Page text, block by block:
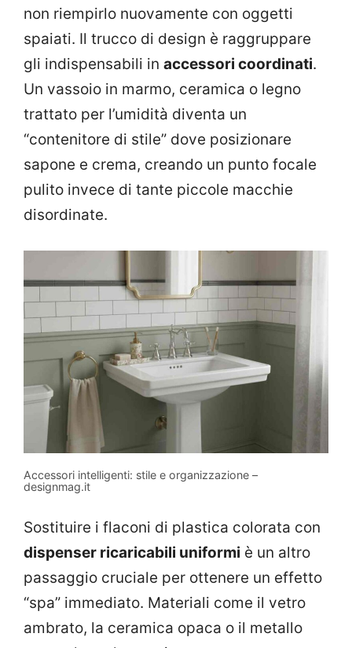
non riempirlo nuovamente con oggetti
spaiati. Il trucco di design è raggruppare
gli indispensabili in accessori coordinati.
Un vassoio in marmo, ceramica o legno
trattato per l’umidità diventa un
“contenitore di stile” dove posizionare
sapone e crema, creando un punto focale
pulito invece di tante piccole macchie
disordinate.
Accessori intelligenti: stile e organizzazione –
designmag.it
Sostituire i flaconi di plastica colorata con
dispenser ricaricabili uniformi è un altro
passaggio cruciale per ottenere un effetto
“spa” immediato. Materiali come il vetro
ambrato, la ceramica opaca o il metallo